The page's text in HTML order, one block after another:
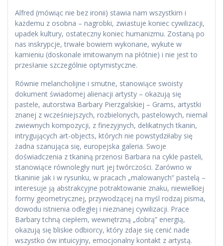
Alfred (mówiąc nie bez ironii) stawia nam wszystkim i
każdemu z osobna – nagrobki, zwiastuje koniec cywilizacji,
upadek kultury, ostateczny koniec humanizmu. Zostaną po
nas inskrypcje, trwałe bowiem wykonane, wykute w
kamieniu (doskonale imitowanym na płótnie) i nie jest to
przesłanie szczególnie optymistyczne.
Równie melancholijne i smutne, stanowiące swoisty
dokument świadomej alienacji artysty – okazują się
pastele, autorstwa Barbary Pierzgalskiej – Grams, artystki
znanej z wcześniejszych, rozbielonych, pastelowych, niemal
zwiewnych kompozycji, z finezyjnych, delikatnych tkanin,
intrygujących art-objects, których nie powstydziłaby się
żadna szanująca się, europejska galeria. Swoje
doświadczenia z tkaniną przenosi Barbara na cykle pasteli,
stanowiące równoległy nurt jej twórczości. Zarówno w
tkaninie jak i w rysunku, w pracach „malowanych” pastelą –
interesuje ją abstrakcyjne potraktowanie znaku, niewielkiej
formy geometrycznej, przywodzącej na myśl rodzaj pisma,
dowodu istnienia odległej i nieznanej cywilizacji. Prace
Barbary tchną ciepłem, wewnętrzną „dobrą” energią,
okazują się bliskie odbiorcy, który zdaje się cenić nade
wszystko ów intuicyjny, emocjonalny kontakt z artystą.